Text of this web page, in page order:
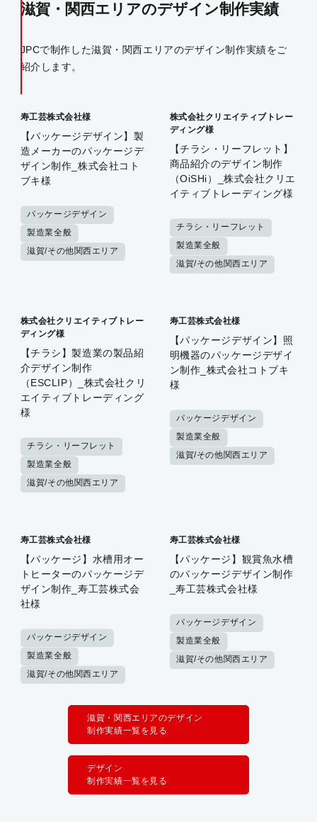
滋賀・関西エリアのデザイン制作実績
JPCで制作した滋賀・関西エリアのデザイン制作実績をご
紹介します。
寿工芸株式会社様
【パッケージデザイン】製
造メーカーのパッケージデ
ザイン制作_株式会社コト
ブキ様
パッケージデザイン
製造業全般
滋賀/その他関西エリア
株式会社クリエイティブトレー
ディング様
【チラシ・リーフレット】
商品紹介のデザイン制作
（OiSHi）_株式会社クリエ
イティブトレーディング様
チラシ・リーフレット
製造業全般
滋賀/その他関西エリア
株式会社クリエイティブトレー
ディング様
【チラシ】製造業の製品紹
介デザイン制作
（ESCLIP）_株式会社クリ
エイティブトレーディング
様
チラシ・リーフレット
製造業全般
滋賀/その他関西エリア
寿工芸株式会社様
【パッケージデザイン】照
明機器のパッケージデザイ
ン制作_株式会社コトブキ
様
パッケージデザイン
製造業全般
滋賀/その他関西エリア
寿工芸株式会社様
【パッケージ】水槽用オー
トヒーターのパッケージデ
ザイン制作_寿工芸株式会
社様
パッケージデザイン
製造業全般
滋賀/その他関西エリア
寿工芸株式会社様
【パッケージ】観賞魚水槽
のパッケージデザイン制作
_寿工芸株式会社様
パッケージデザイン
製造業全般
滋賀/その他関西エリア
滋賀・関西エリアのデザイン
制作実績一覧を見る
デザイン
制作実績一覧を見る